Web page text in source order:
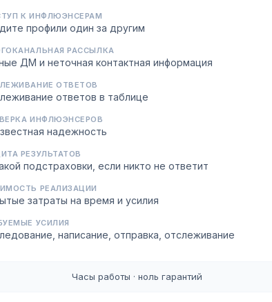
К ИНФЛЮЭНСЕРАМ
профили один за другим
РАССЫЛКА
ДМ и неточная контактная информация
ОТВЕТОВ
ответов в таблице
ИНФЛЮЭНСЕРОВ
надежность
РЕЗУЛЬТАТОВ
подстраховки, если никто не ответит
РЕАЛИЗАЦИИ
затраты на время и усилия
УСИЛИЯ
написание, отправка, отслеживание
Часы работы · ноль гарантий